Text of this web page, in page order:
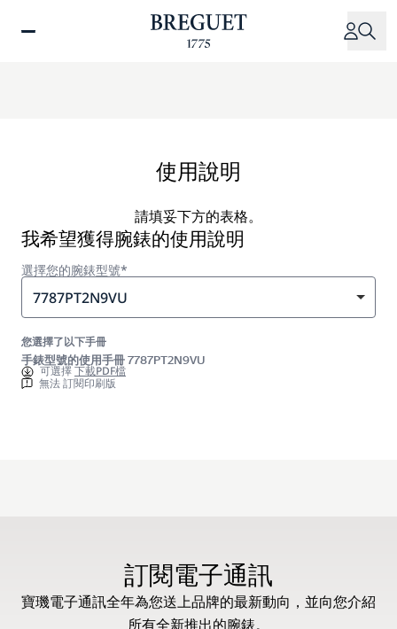
使用說明
請填妥下方的表格。
我希望獲得腕錶的使用說明
選擇您的腕錶型號*
7787PT2N9VU
您選擇了以下手冊
手錶型號的使用手冊 7787PT2N9VU
可選擇下載PDF檔
無法 訂閱印刷版
訂閱電子通訊
寶璣電子通訊全年為您送上品牌的最新動向，並向您介紹
所有全新推出的腕錶。